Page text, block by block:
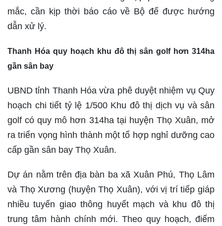
mắc, cần kịp thời báo cáo về Bộ để được hướng
dẫn xử lý.
Thanh Hóa quy hoạch khu đô thị sân golf hơn 314ha
gần sân bay
UBND tỉnh Thanh Hóa vừa phê duyệt nhiệm vụ Quy
hoạch chi tiết tỷ lệ 1/500 Khu đô thị dịch vụ và sân
golf có quy mô hơn 314ha tại huyện Thọ Xuân, mở
ra triển vọng hình thành một tổ hợp nghỉ dưỡng cao
cấp gần sân bay Thọ Xuân.
Dự án nằm trên địa bàn ba xã Xuân Phú, Thọ Lâm
và Thọ Xương (huyện Thọ Xuân), với vị trí tiếp giáp
nhiều tuyến giao thông huyết mạch và khu đô thị
trung tâm hành chính mới. Theo quy hoạch, điểm